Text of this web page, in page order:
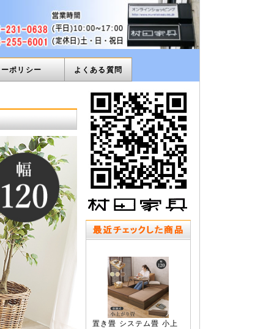
ポリシー よくある質問
置き畳 システム畳 小上